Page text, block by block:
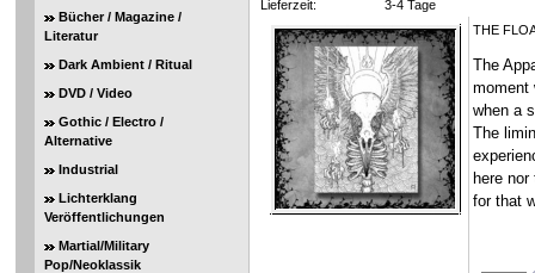
Bücher / Magazine /
Literatur
Dark Ambient / Ritual
DVD / Video
Gothic / Electro /
Alternative
Industrial
Lichterklang
Veröffentlichungen
Martial/Military
Pop/Neoklassik
Lieferzeit:
3-4 Tage
THE
The
moment
when a
The
here
for that